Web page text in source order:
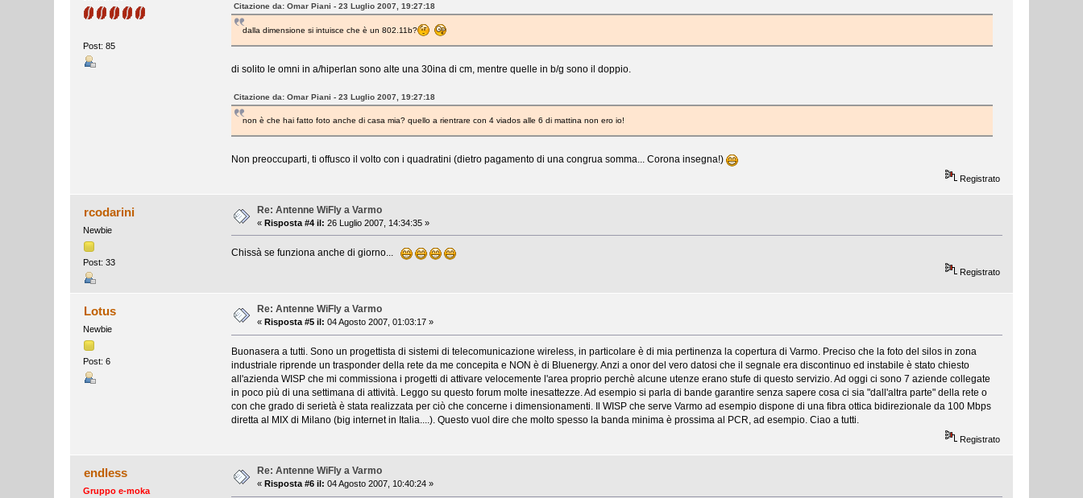
Post: 85
Citazione da: Omar Piani - 23 Luglio 2007, 19:27:18
dalla dimensione si intuisce che è un 802.11b?
di solito le omni in a/hiperlan sono alte una 30ina di cm, mentre quelle in b/g sono il doppio.
Citazione da: Omar Piani - 23 Luglio 2007, 19:27:18
non è che hai fatto foto anche di casa mia? quello a rientrare con 4 viados alle 6 di mattina non ero io!
Non preoccuparti, ti offusco il volto con i quadratini (dietro pagamento di una congrua somma... Corona insegna!)
Registrato
rcodarini
Newbie
Post: 33
Re: Antenne WiFly a Varmo
«Risposta #4 il: 26 Luglio 2007, 14:34:35 »
Chissà se funziona anche di giorno...
Registrato
Lotus
Newbie
Post: 6
Re: Antenne WiFly a Varmo
«Risposta #5 il: 04 Agosto 2007, 01:03:17 »
Buonasera a tutti. Sono un progettista di sistemi di telecomunicazione wireless, in particolare è di mia pertinenza la copertura di Varmo. Preciso che la foto del silos in zona
industriale riprende un trasponder della rete da me concepita e NON è di Bluenergy. Anzi a onor del vero datosi che il segnale era discontinuo ed instabile è stato chiesto
all'azienda WISP che mi commissiona i progetti di attivare velocemente l'area proprio perchè alcune utenze erano stufe di questo servizio. Ad oggi ci sono 7 aziende collegate
in poco più di una settimana di attività. Leggo su questo forum molte inesattezze. Ad esempio si parla di bande garantire senza sapere cosa ci sia "dall'altra parte" della rete o
con che grado di serietà è stata realizzata per ciò che concerne i dimensionamenti. Il WISP che serve Varmo ad esempio dispone di una fibra ottica bidirezionale da 100 Mbps
diretta al MIX di Milano (big internet in Italia....). Questo vuol dire che molto spesso la banda minima è prossima al PCR, ad esempio. Ciao a tutti.
Registrato
endless
Gruppo e-moka
Re: Antenne WiFly a Varmo
« Risposta #6 il: 04 Agosto 2007, 10:40:24 »